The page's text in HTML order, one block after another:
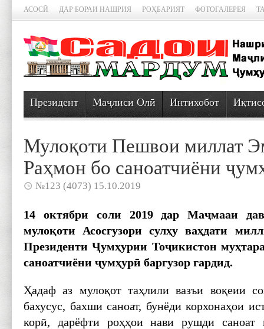
АСОСӢ ДАР БОРАИ НАШРИЯ РОҲБАРИЯТ ФОТОГАЛЕРЕЯ
Президент Маҷлиси Олӣ Интихобот
Мулоқоти Пешвои миллат
Раҳмон бо саноатчиёни
№123 (4073) 15.10.2019
14 октябри соли 2019 дар Маҷмааи
мулоқоти Асосгузори сулҳу ваҳдати милл
ПрезидентиҶумҳурии Тоҷикистон му
саноатчиёни ҷумҳурӣ баргузор гардид.
Ҳадаф аз мулоқот таҳлили вазъи воқеии
бахусус, бахши саноат, бунёди корхонаҳои
корӣ, дарёфти роҳҳои нави рушди саноат